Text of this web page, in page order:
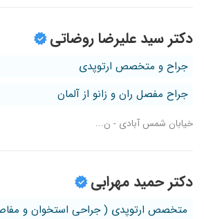
دکتر سید علیرضا روضاتی
جراح و متخصص ارتوپدی
جراح مفصل ران و زانو از آلمان
خیابان شمس آبادی - ن...
دکتر حمید مهرابی
متخصص ارتوپدی ( جراحی استخوان و